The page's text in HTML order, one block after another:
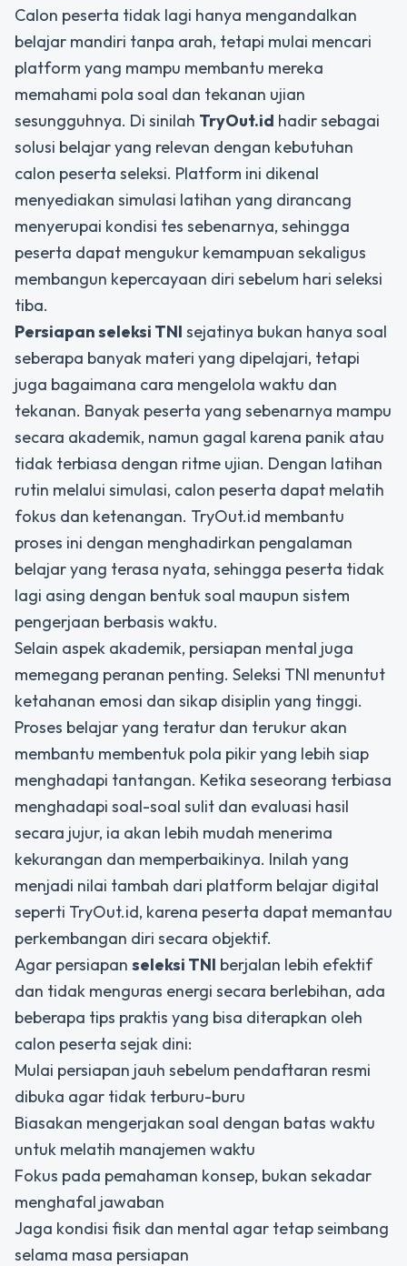
Calon peserta tidak lagi hanya mengandalkan
belajar mandiri tanpa arah, tetapi mulai mencari
platform yang mampu membantu mereka
memahami pola soal dan tekanan ujian
sesungguhnya. Di sinilah TryOut.id hadir sebagai
solusi belajar yang relevan dengan kebutuhan
calon peserta seleksi. Platform ini dikenal
menyediakan simulasi latihan yang dirancang
menyerupai kondisi tes sebenarnya, sehingga
peserta dapat mengukur kemampuan sekaligus
membangun kepercayaan diri sebelum hari seleksi
tiba.
Persiapan seleksi TNI sejatinya bukan hanya soal
seberapa banyak materi yang dipelajari, tetapi
juga bagaimana cara mengelola waktu dan
tekanan. Banyak peserta yang sebenarnya mampu
secara akademik, namun gagal karena panik atau
tidak terbiasa dengan ritme ujian. Dengan latihan
rutin melalui simulasi, calon peserta dapat melatih
fokus dan ketenangan. TryOut.id membantu
proses ini dengan menghadirkan pengalaman
belajar yang terasa nyata, sehingga peserta tidak
lagi asing dengan bentuk soal maupun sistem
pengerjaan berbasis waktu.
Selain aspek akademik, persiapan mental juga
memegang peranan penting. Seleksi TNI menuntut
ketahanan emosi dan sikap disiplin yang tinggi.
Proses belajar yang teratur dan terukur akan
membantu membentuk pola pikir yang lebih siap
menghadapi tantangan. Ketika seseorang terbiasa
menghadapi soal-soal sulit dan evaluasi hasil
secara jujur, ia akan lebih mudah menerima
kekurangan dan memperbaikinya. Inilah yang
menjadi nilai tambah dari platform belajar digital
seperti TryOut.id, karena peserta dapat memantau
perkembangan diri secara objektif.
Agar persiapan seleksi TNI berjalan lebih efektif
dan tidak menguras energi secara berlebihan, ada
beberapa tips praktis yang bisa diterapkan oleh
calon peserta sejak dini:
Mulai persiapan jauh sebelum pendaftaran resmi
dibuka agar tidak terburu-buru
Biasakan mengerjakan soal dengan batas waktu
untuk melatih manajemen waktu
Fokus pada pemahaman konsep, bukan sekadar
menghafal jawaban
Jaga kondisi fisik dan mental agar tetap seimbang
selama masa persiapan